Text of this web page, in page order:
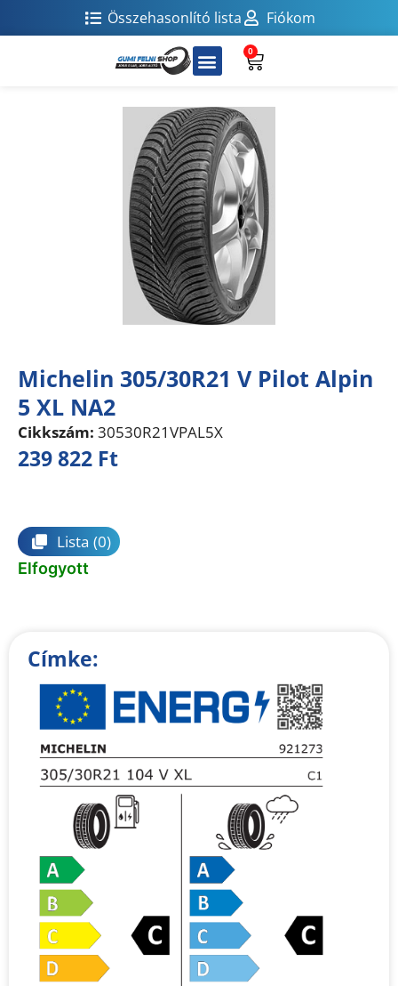
Összehasonlító lista Fiókom
0
Michelin 305/30R21 V Pilot Alpin
5 XL NA2
Cikkszám: 30530R21VPAL5X
239 822 Ft
Lista (0)
Elfogyott
Címke: